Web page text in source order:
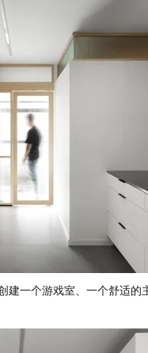
建一个游戏室、一个舒适的